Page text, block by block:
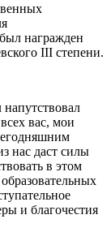
награжден
III степени.
вас, мои
нас даст силы
в этом
и благочестия